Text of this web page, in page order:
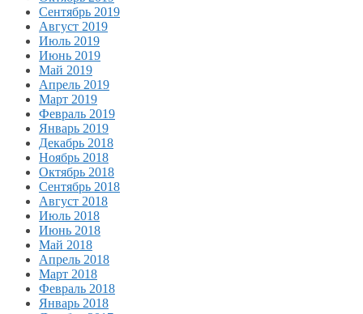
Сентябрь 2019
Август 2019
Июль 2019
Июнь 2019
Май 2019
Апрель 2019
Март 2019
Февраль 2019
Январь 2019
Декабрь 2018
Ноябрь 2018
Октябрь 2018
Сентябрь 2018
Август 2018
Июль 2018
Июнь 2018
Май 2018
Апрель 2018
Март 2018
Февраль 2018
Январь 2018